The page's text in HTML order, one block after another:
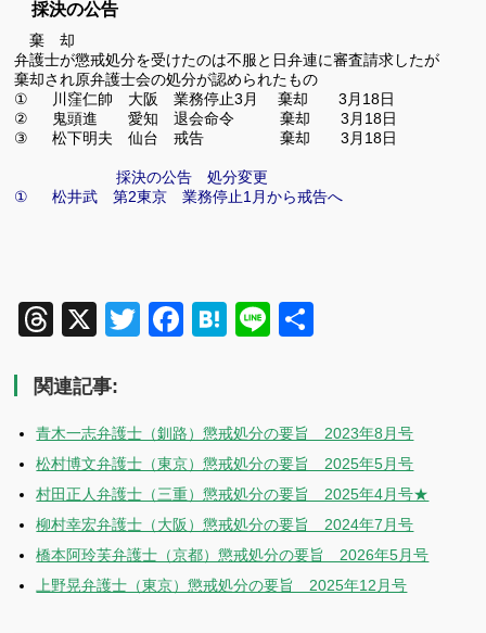
採決の公告
棄 却
弁護士が懲戒処分を受けたのは不服と日弁連に審査請求したが
棄却され原弁護士会の処分が認められたもの
①
川窪仁帥 大阪 業務停止3月 棄却3月 18日
② 鬼頭進 愛知 退会命令 棄却3月 18日
③ 松下明夫 仙台 戒告 棄却3月 18日
採決の公告 処分変更
①
松井武 第2東京 業務停止1 月から戒告へ
Threads
X TwitterFacebook
Hatena
Line
関連記事:
青木一志弁護士（釧路）懲戒処分の要旨 2023年8月号
松村博文弁護士（東京）懲戒処分の要旨 2025年5月号
村田正人弁護士（三重）懲戒処分の要旨 2025年4月号★
柳村幸宏弁護士（大阪）懲戒処分の要旨 2024年7月号
橋本阿玲芙弁護士（京都）懲戒処分の要旨 2026年5月号
上野晃弁護士（東京）懲戒処分の要旨 2025年12月号